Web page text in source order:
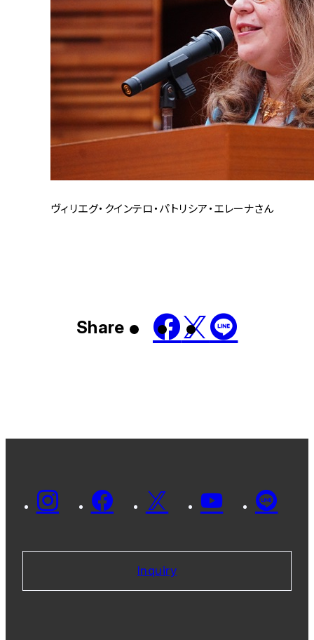
ヴィリエグ・クインテロ・パトリシア・エレーナさん
Share
Inquiry